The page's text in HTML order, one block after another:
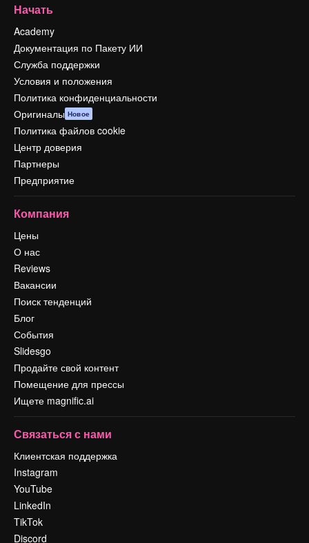
Начать
Academy
Документация по Пакету ИИ
Служба поддержки
Условия и положения
Политика конфиденциальности
Оригиналы Новое
Политика файлов cookie
Центр доверия
Партнеры
Предприятие
Компания
Цены
О нас
Reviews
Вакансии
Поиск тенденций
Блог
События
Slidesgo
Продайте свой контент
Помещение для прессы
Ищете magnific.ai
Связаться с нами
Клиентская поддержка
Instagram
YouTube
LinkedIn
TikTok
Discord